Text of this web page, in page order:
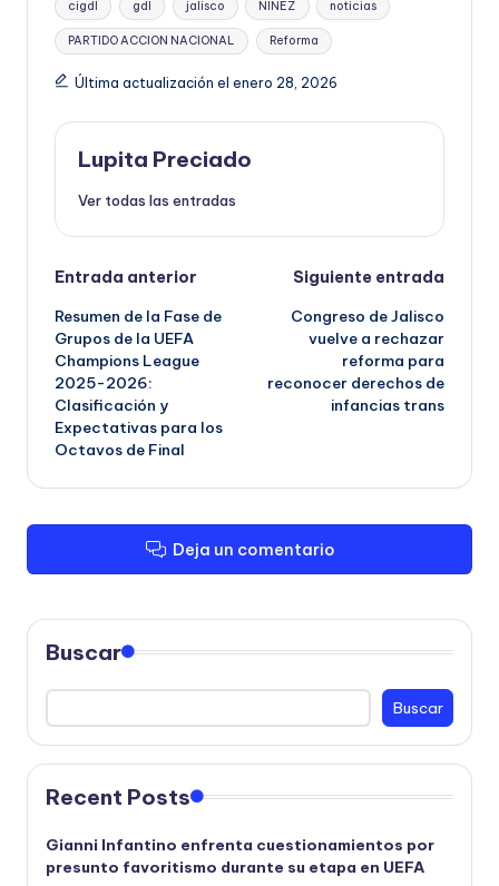
cigdl gdl jalisco NIÑEZ noticias
PARTIDO ACCION NACIONAL Reforma
Última actualización el enero 28, 2026
Lupita Preciado
Ver todas las entradas
Navegación
de
entradas
Entrada anterior
Resumen de la Fase de
Grupos de la UEFA
Champions League
2025-2026:
Clasificación y
Expectativas para los
Octavos de Final
Siguiente entrada
Congreso de Jalisco
vuelve a rechazar
reforma para
reconocer derechos de
infancias trans
Deja un comentario
Buscar
Buscar
Recent Posts
Gianni Infantino enfrenta cuestionamientos por
presunto favoritismo durante su etapa en UEFA